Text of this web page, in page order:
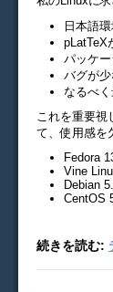
日本語
pLatTeX
パッケ
バグが少
なるべ
これを重要視
て、使用感を
Fedora
Vine
Debian
CentOS
続きを読む: